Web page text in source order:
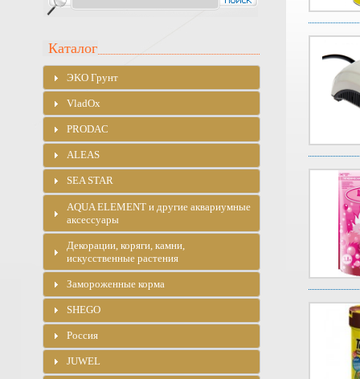
Каталог
ЭKO Грунт
VladOx
PRODAC
ALEAS
SEA STAR
AQUA ELEMENT и другие аквариумные
аксессуары
Декорации, коряги, камни,
искусственные растения
Замороженные корма
SHEGO
Россия
JUWEL